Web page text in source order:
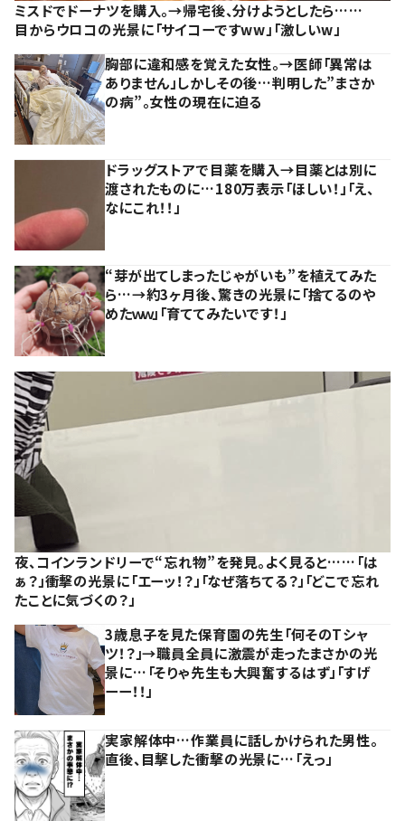
ミスドでドーナツを購入。→帰宅後、分けようとしたら……
目からウロコの光景に「サイコーですww」「激しいw」
胸部に違和感を覚えた女性。→医師「異常は
ありません」しかしその後…判明した”まさか
の病”。女性の現在に迫る
ドラッグストアで目薬を購入→目薬とは別に
渡されたものに…180万表示「ほしい！」「え、
なにこれ！！」
“芽が出てしまったじゃがいも”を植えてみた
ら…→約3ヶ月後、驚きの光景に「捨てるのや
めたｗｗ」「育ててみたいです！」
夜、コインランドリーで“忘れ物”を発見。よく見ると……「は
ぁ？」衝撃の光景に「エーッ！？」「なぜ落ちてる？」「どこで忘れ
たことに気づくの？」
3歳息子を見た保育園の先生「何そのTシャ
ツ！？」→職員全員に激震が走ったまさかの光
景に…「そりゃ先生も大興奮するはず」「すげ
ーー！！」
実家解体中…作業員に話しかけられた男性。
直後、目撃した衝撃の光景に…「えっ」